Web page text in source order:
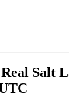
Salt